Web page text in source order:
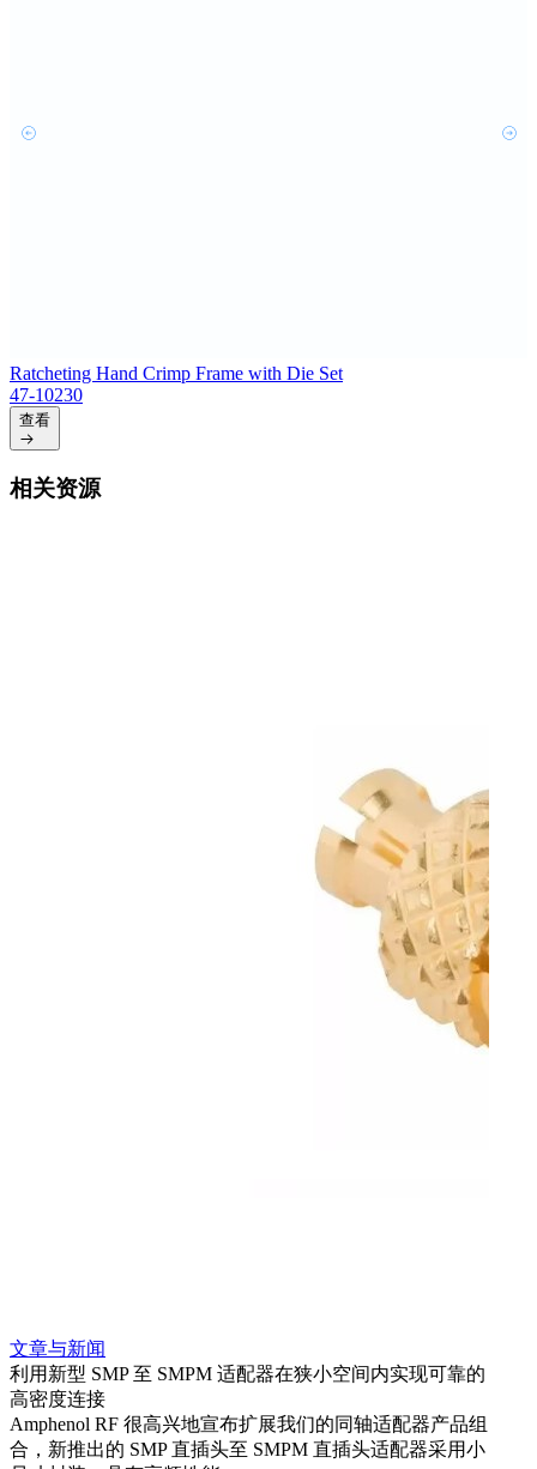
Ratcheting Hand Crimp Frame with Die Set
47-10230
查看
相关资源
文章与新闻
利用新型 SMP 至 SMPM 适配器在狭小空间内实现可靠的
高密度连接
Amphenol RF 很高兴地宣布扩展我们的同轴适配器产品组
合，新推出的 SMP 直插头至 SMPM 直插头适配器采用小